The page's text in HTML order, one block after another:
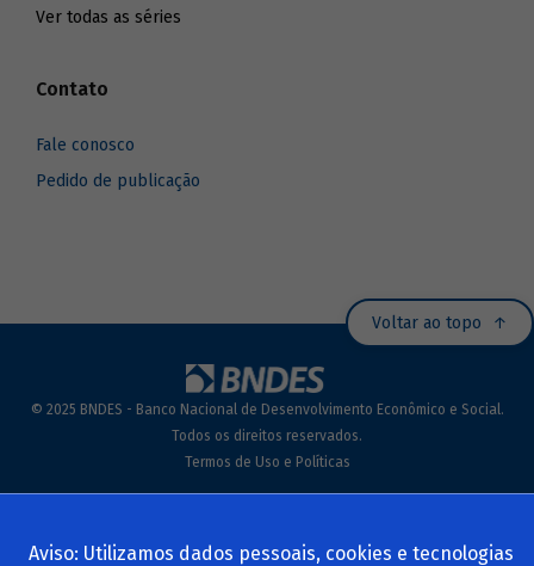
Ver todas as séries
Contato
Fale conosco
Pedido de publicação
Voltar ao topo
© 2025 BNDES - Banco Nacional de Desenvolvimento Econômico e Social.
Todos os direitos reservados.
Termos de Uso e Políticas
Aviso: Utilizamos dados pessoais, cookies e tecnologias